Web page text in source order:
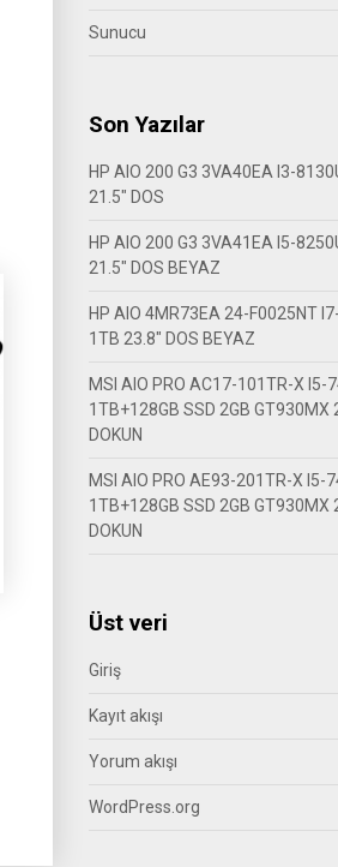
Sunucu
Son Yazılar
HP AIO 200 G3 3VA40EA I3-
21.5″ DOS
HP AIO 200 G3 3VA41EA I5-
21.5″ DOS BEYAZ
HP AIO 4MR73EA 24-F0025NT
1TB 23.8″ DOS BEYAZ
MSI AIO PRO AC17-101TR-X I5-
1TB+128GB SSD 2GB GT930MX
DOKUN
MSI AIO PRO AE93-201TR-X I5-
1TB+128GB SSD 2GB GT930MX
DOKUN
Üst veri
Giriş
Kayıt akışı
Yorum akışı
WordPress.org